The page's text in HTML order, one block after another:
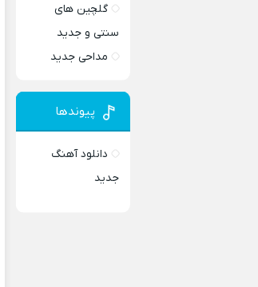
گلچین های
سنتی و جدید
مداحی جدید
پیوندها
دانلود آهنگ
جدید